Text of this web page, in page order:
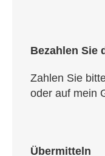
Bezah­len Sie
Zah­len Sie
oder auf mein